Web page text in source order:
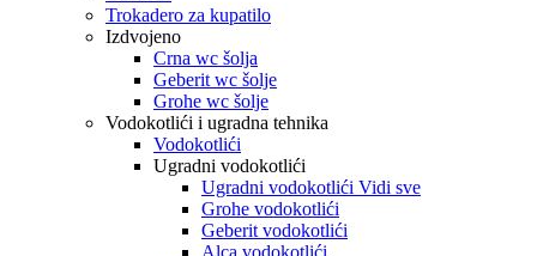
Trokadero za kupatilo
Izdvojeno
Crna wc šolja
Geberit wc šolje
Grohe wc šolje
Vodokotlići i ugradna tehnika
Vodokotlići
Ugradni vodokotlići
Ugradni vodokotlići Vidi sve
Grohe vodokotlići
Geberit vodokotlići
Alca vodokotlići